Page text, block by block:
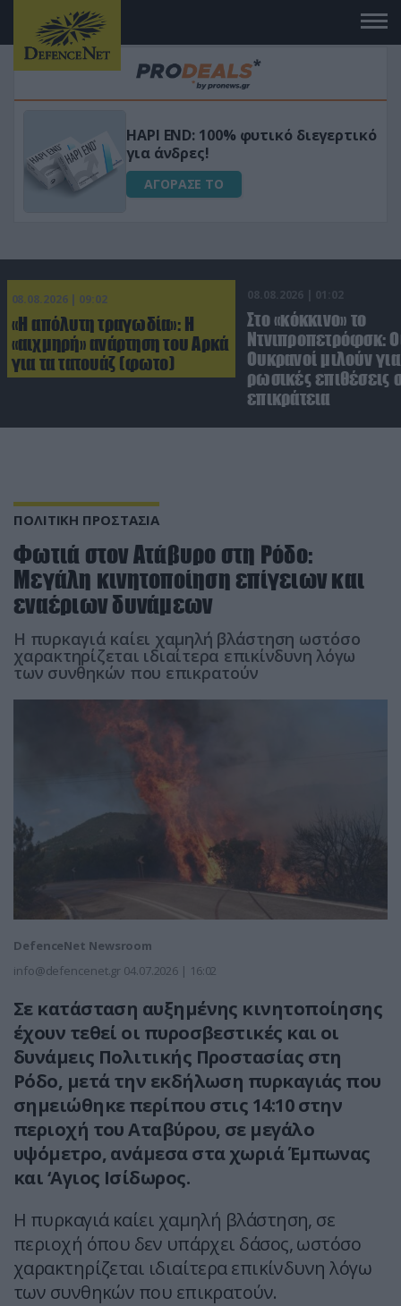
Μεταμόρφωσε τον κήπο σου με το
Ultra Box Μίνι Αλυσοπρίονο με
μπαταρία λιθίου
ΑΓΟΡΑΣΕ ΤΟ
08.08.2026 | 09:02
«Η απόλυτη τραγωδία»: Η
«αιχμηρή» ανάρτηση του Αρκά
για τα τατουάζ (φωτο)
08.08.2026 | 01:02
Στο «κόκκινο» το
Ντνιπροπετρόφσκ:
Ουκρανοί μιλούν
ρωσικές επιθέσεις
επικράτεια
ΠΟΛΙΤΙΚΗ ΠΡΟΣΤΑΣΙΑ
Φωτιά στον Ατάβυρο στη Ρόδο:
Μεγάλη κινητοποίηση επίγειων και
εναέριων δυνάμεων
Η πυρκαγιά καίει χαμηλή βλάστηση ωστόσο
χαρακτηρίζεται ιδιαίτερα επικίνδυνη λόγω
των συνθηκών που επικρατούν
DefenceNet Newsroom
info@defencenet.gr 04.07.2026 | 16:02
Σε κατάσταση αυξημένης κινητοποίησης
έχουν τεθεί οι πυροσβεστικές και οι
δυνάμεις Πολιτικής Προστασίας στη
Ρόδο, μετά την εκδήλωση πυρκαγιάς που
σημειώθηκε περίπου στις 14:10 στην
περιοχή του Αταβύρου, σε μεγάλο
υψόμετρο, ανάμεσα στα χωριά Έμπωνας
και ‘Αγιος Ισίδωρος.
Η πυρκαγιά καίει χαμηλή βλάστηση, σε
περιοχή όπου δεν υπάρχει δάσος, ωστόσο
χαρακτηρίζεται ιδιαίτερα επικίνδυνη λόγω
των συνθηκών που επικρατούν.